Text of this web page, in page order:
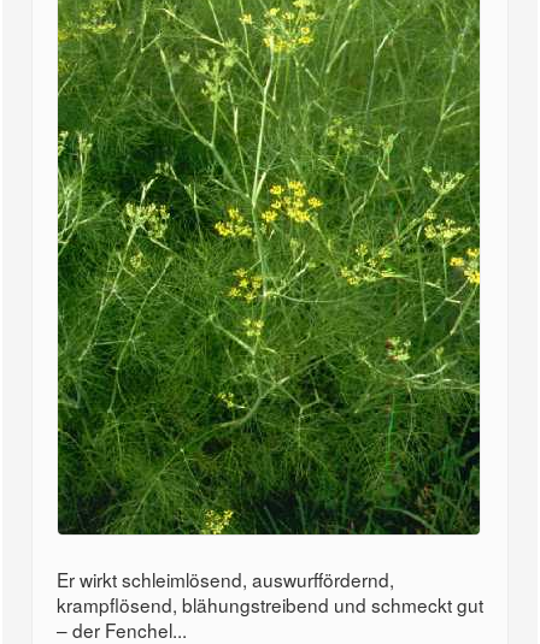
Er wirkt schleimlösend, auswurffördernd,
krampflösend, blähungstreibend und schmeckt gut
– der Fenchel...